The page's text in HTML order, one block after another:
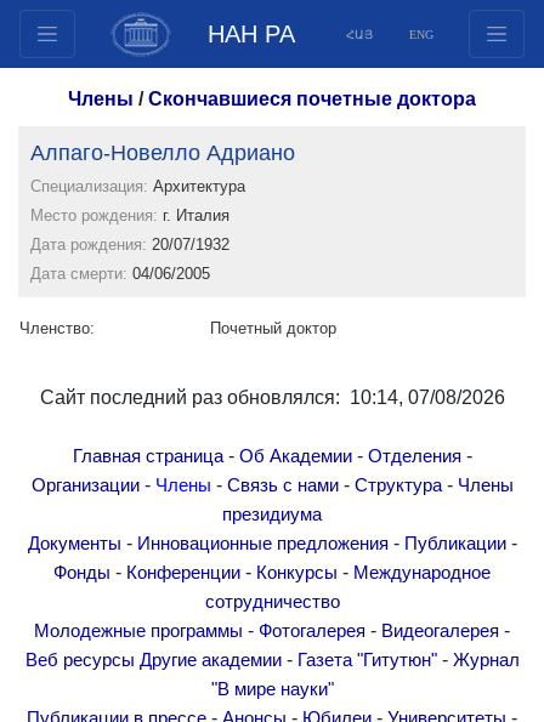
НАН РА ՀԱՅ ENG
Документы
Инновационные предложения
Публикации
Фонды
Конкурсы
Молодежные программы
Фотогалерея
Видеогалерея
Другие академии
Журнал "В мире науки"
Публикации в прессе
Члены /Скончавшиеся почетные доктора
Алпаго-Новелло Адриано
Специализация: Архитектура
Место рождения: г. Италия
Дата рождения: 20/07/1932
Дата смерти: 04/06/2005
Членство: Почетный доктор
Сайт последний раз обновлялся: 10:14, 07/08/2026
Главная страница- Об Академии- Отделения -
Организации- Члены - Связь с нами- Структура- Члены
президиума
Документы - Инновационные предложения - Публикации-
Фонды - Конференции - Конкурсы - Международное
сотрудничество
Молодежные программы - Фотогалерея - Видеогалерея -
Веб ресурсы Другие академии- Газета "Гитутюн"- Журнал
"В мире науки"
- - - -